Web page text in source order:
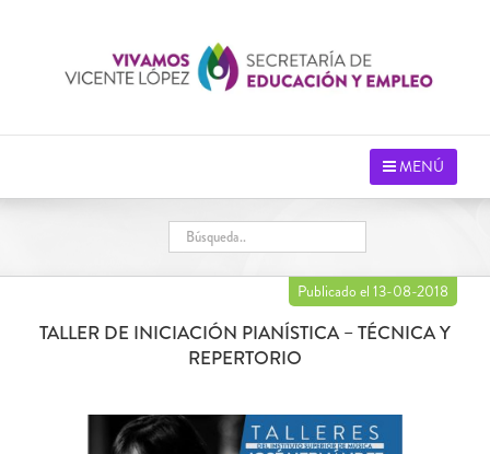
MENÚ
Publicado el 13-08-2018
TALLER DE INICIACIÓN PIANÍSTICA – TÉCNICA Y
REPERTORIO